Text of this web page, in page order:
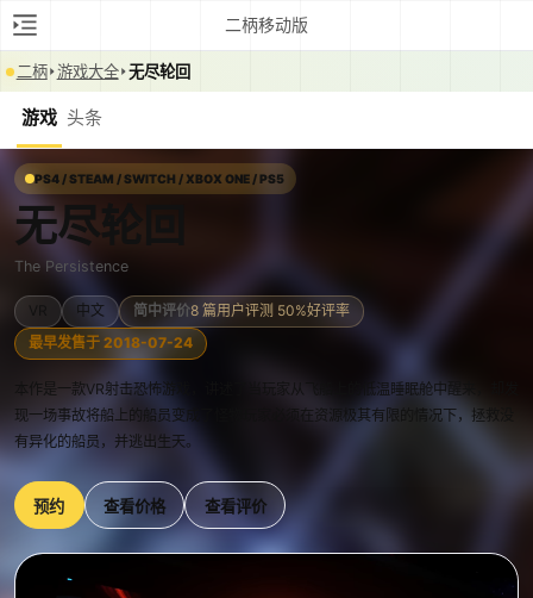
二柄移动版
二柄 游戏大全 无尽轮回
游戏 头条
PS4 / STEAM / SWITCH / XBOX ONE / PS5
无尽轮回
The Persistence
中文 简中评价8 篇用户评测 50%好评率
最早发售于 2018-07-24
本作是一款VR射击恐怖游戏，讲述了当玩家从飞船上的低温睡眠舱中醒来，却发
现一场事故将船上的船员变成了怪物玩家必须在资源极其有限的情况下，拯救没
有异化的船员，并逃出生天。
预约 查看价格 查看评价